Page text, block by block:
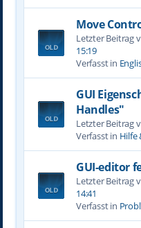
Move
Letzter Beitrag
15:19
Verfasst in
GUI
Handles"
Letzter Beitrag
Verfasst in Hilfe
GUI-editor
Letzter Beitrag
14:41
Verfasst in